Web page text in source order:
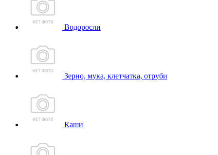
Водоросли
Зерно, мука, клетчатка, отруби
Каши